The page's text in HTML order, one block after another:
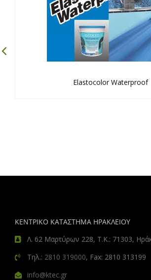
Elastocolor Waterproof
ΚΕΝΤΡΙΚΟ ΚΑΤΑΣΤΗΜΑ ΗΡΑΚΛΕΙΟΥ
Λ. 62 Μαρτύρων 228, Τ.Κ.: 71303,
Τηλ.: 2810 319000, Fax: 2810 313199
info@ktec.gr